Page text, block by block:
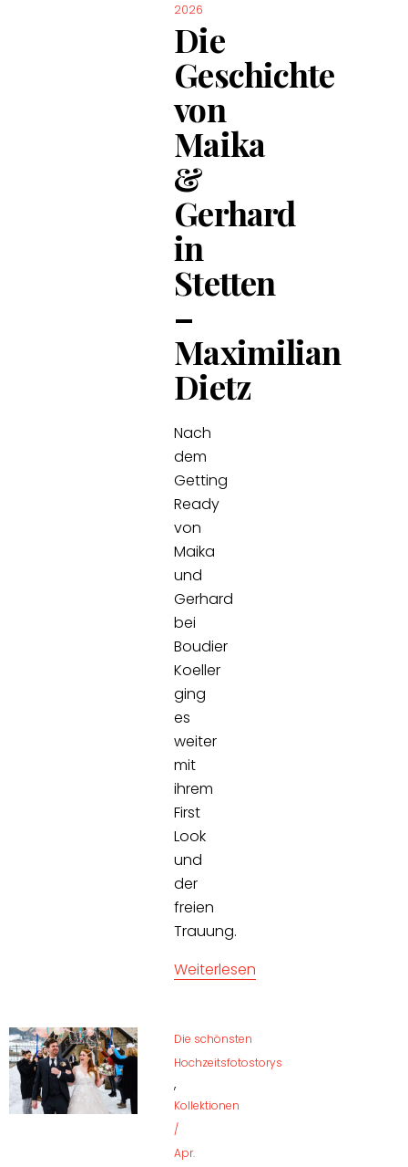
2026
Die
Geschichte
von
Maika
&
Gerhard
in
Stetten
–
Maximilian
Dietz
Nach
dem
Getting
Ready
von
Maika
und
Gerhard
bei
Boudier
Koeller
ging
es
weiter
mit
ihrem
First
Look
und
der
freien
Trauung.
Weiterlesen
Die schönsten
Hochzeitsfotostorys
,
Kollektionen
/
Apr.